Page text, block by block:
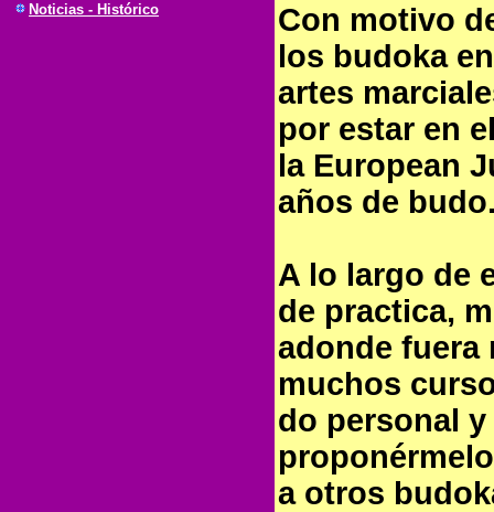
Noticias - Histórico
Con motivo
los budoka
artes
por estar en
la European
años de
A lo largo de
de practica,
adonde fuera
muchos
do personal
a otros